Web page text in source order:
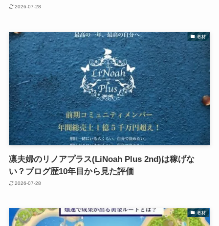
2026-07-28
教材
凛夫婦のリノアプラス(LiNoah Plus 2nd)は稼げな
い？ブログ歴10年目から見た評価
2026-07-28
教材